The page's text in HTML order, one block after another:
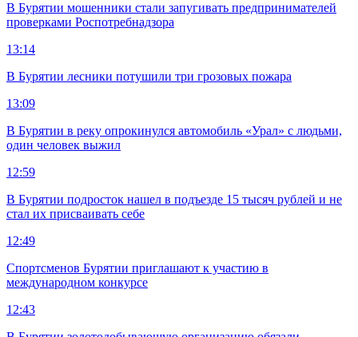
В Бурятии мошенники стали запугивать предпринимателей
проверками Роспотребнадзора
13:14
В Бурятии лесники потушили три грозовых пожара
13:09
В Бурятии в реку опрокинулся автомобиль «Урал» с людьми,
один человек выжил
12:59
В Бурятии подросток нашел в подъезде 15 тысяч рублей и не
стал их присваивать себе
12:49
Спортсменов Бурятии приглашают к участию в
международном конкурсе
12:43